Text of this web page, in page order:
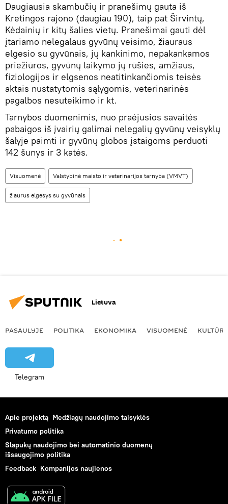
Daugiausia skambučių ir pranešimų gauta iš
Kretingos rajono (daugiau 190), taip pat Širvintų,
Kėdainių ir kitų šalies vietų. Pranešimai gauti dėl
įtariamo nelegalaus gyvūnų veisimo, žiauraus
elgesio su gyvūnais, jų kankinimo, nepakankamos
priežiūros, gyvūnų laikymo jų rūšies, amžiaus,
fiziologijos ir elgsenos neatitinkančiomis teisės
aktais nustatytomis sąlygomis, veterinarinės
pagalbos nesuteikimo ir kt.
Tarnybos duomenimis, nuo praėjusios savaitės
pabaigos iš įvairių galimai nelegalių gyvūnų veisyklų
šalyje paimti ir gyvūnų globos įstaigoms perduoti
142 šunys ir 3 katės.
Visuomenė Valstybinė maisto ir veterinarijos tarnyba (VMVT)
žiaurus elgesys su gyvūnais
Lietuva
PASAULYJE POLITIKA EKONOMIKA VISUOMENĖ KULTŪRA
Telegram
Apie projektą Medžiagų naudojimo taisyklės
Privatumo politika
Slapukų naudojimo bei automatinio duomenų
išsaugojimo politika
Feedback Kompanijos naujienos